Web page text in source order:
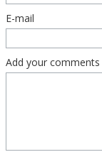
E-mail
Add your comments